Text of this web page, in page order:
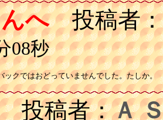
へ投稿者：
08秒
ックではおどっていませんでした。たしか。
投稿者：Ａ